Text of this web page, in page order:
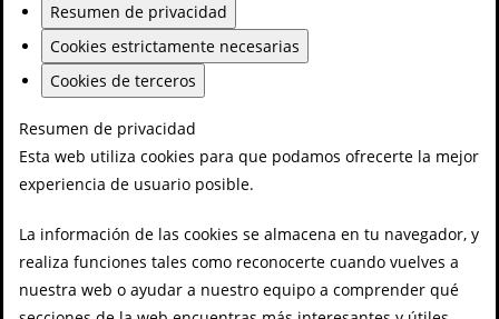
Resumen de privacidad
Cookies estrictamente necesarias
Cookies de terceros
Resumen de privacidad
Esta web utiliza cookies para que podamos ofrecerte la mejor
experiencia de usuario posible.
La información de las cookies se almacena en tu navegador, y
realiza funciones tales como reconocerte cuando vuelves a
nuestra web o ayudar a nuestro equipo a comprender qué